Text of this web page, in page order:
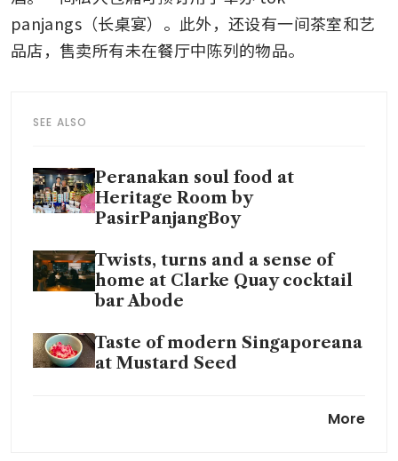
panjangs（长桌宴）。此外，还设有一间茶室和艺
品店，售卖所有未在餐厅中陈列的物品。
SEE ALSO
Peranakan soul food at
Heritage Room by
PasirPanjangBoy
Twists, turns and a sense of
home at Clarke Quay cocktail
bar Abode
Taste of modern Singaporeana
at Mustard Seed
back to life at 1887 by AndreMore